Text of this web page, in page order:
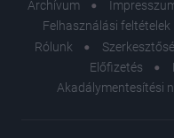
Archívum
Felhasználási feltételek
Rólunk
Előfizetés
Akadálymentesítési